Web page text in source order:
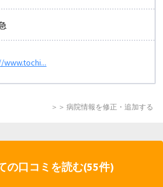
＞＞ 病院情報を修正・追加する
の口コミを読む(55件)